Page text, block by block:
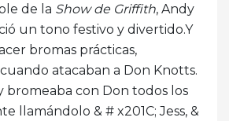
de la Show de Griffith, Andy
un tono festivo y divertido.Y
bromas prácticas,
atacaban a Don Knotts.
bromeaba con Don todos los
llamándolo & # x201C; Jess, &